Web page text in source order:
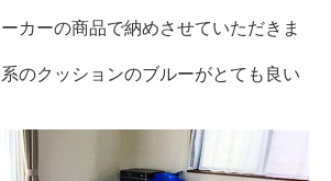
カーの商品で納めさせていただきま
のクッションのブルーがとても良い